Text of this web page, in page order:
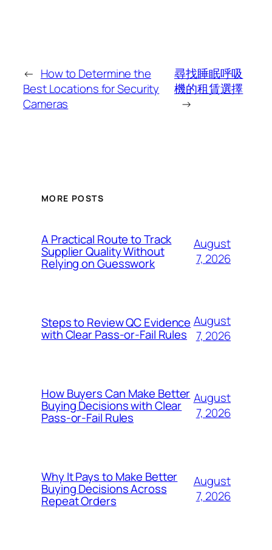
← How to Determine the
Best Locations for Security
Cameras
尋找睡眠呼吸
機的租賃選擇
→
MORE POSTS
A Practical Route to Track
Supplier Quality Without
Relying on Guesswork
August
7, 2026
Steps to Review QC Evidence
with Clear Pass-or-Fail Rules
August
7, 2026
How Buyers Can Make Better
Buying Decisions with Clear
Pass-or-Fail Rules
August
7, 2026
Why It Pays to Make Better
Buying Decisions Across
Repeat Orders
August
7, 2026